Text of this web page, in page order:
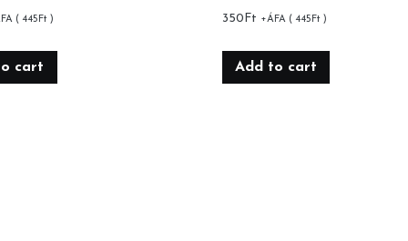
( 445 Ft)
cart
350 Ft +ÁFA ( 445 Ft)
Add to cart